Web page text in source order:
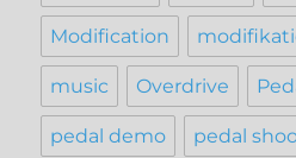
Modification
music Overdrive
pedal demo pedal